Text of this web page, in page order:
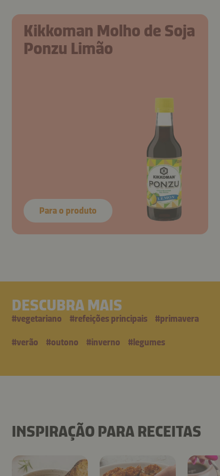
Kikkoman Molho de Soja
Ponzu Limão
Para o produto
DESCUBRA MAIS
#vegetariano #refeições principais #primavera
#verão #outono #inverno #legumes
INSPIRAÇÃO PARA RECEITAS